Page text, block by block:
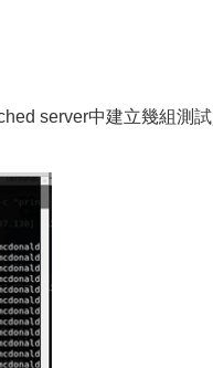
server中建立幾組測